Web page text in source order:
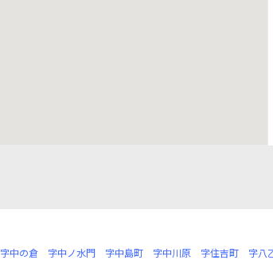
字中の倉 字中ノ水門 字中島町 字中川原 字住吉町 字八